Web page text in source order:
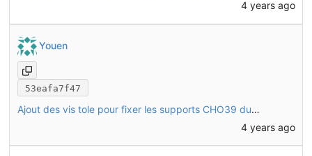
4 years ago
Youen
53eafa7f47
Ajout des vis tole pour fixer les supports CHO39 du boitier électrique
4 years ago